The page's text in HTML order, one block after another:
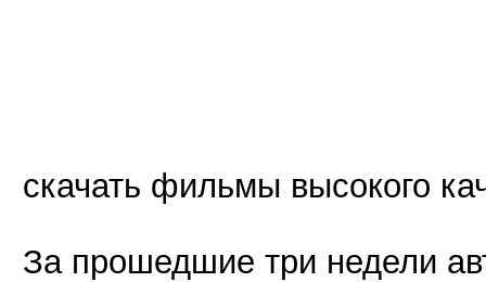
скачать фильмы высокого
За прошедшие три недели